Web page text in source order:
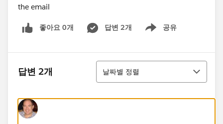
the email
좋아요 0개 답변 2개 공유
Show menu
답변 2개
정렬
날짜별 정렬